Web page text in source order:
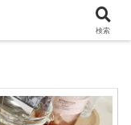
検索